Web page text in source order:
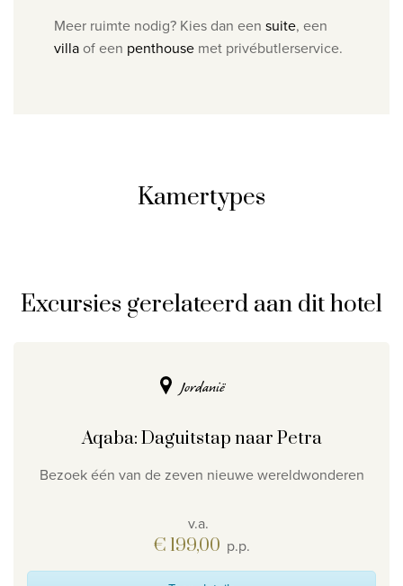
Meer ruimte nodig? Kies dan een suite​, een
villa​of een penthouse met privébutlerservice.
Kamertypes
Excursies gerelateerd aan dit hotel
Jordanië
Aqaba: Daguitstap naar Petra
Bezoek één van de zeven nieuwe wereldwonderen
v.a.
€ 199,00 p.p.